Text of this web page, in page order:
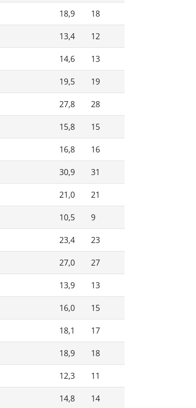
18,9 18
13,4 12
14,6 13
19,5 19
27,8 28
15,8 15
16,8 16
30,9 31
21,0 21
10,5 9
23,4 23
27,0 27
13,9 13
16,0 15
18,1 17
18,9 18
12,3 11
14,8 14